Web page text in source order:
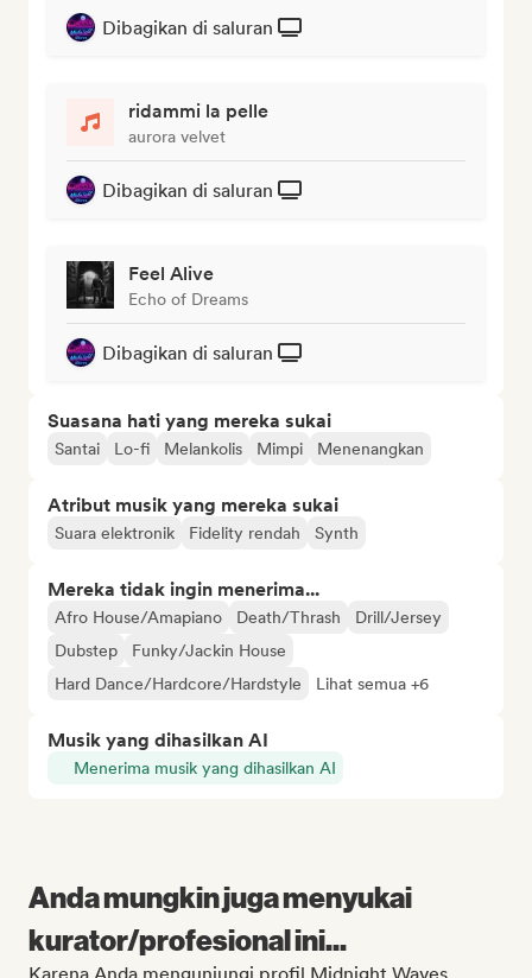
Dibagikan di saluran
ridammi la pelle
aurora velvet
Dibagikan di saluran
Feel Alive
Echo of Dreams
Dibagikan di saluran
Suasana hati yang mereka sukai
Santai Lo-fi Melankolis Mimpi Menenangkan
Atribut musik yang mereka sukai
Suara elektronik Fidelity rendah Synth
Mereka tidak ingin menerima...
Afro House/Amapiano Death/Thrash
Drill/Jersey
Dubstep
Funky/Jackin House
Hard Dance/Hardcore/Hardstyle
Lihat semua +6
Musik yang dihasilkan AI
Menerima musik yang dihasilkan AI
Anda mungkin juga menyukai
kurator/profesional ini...